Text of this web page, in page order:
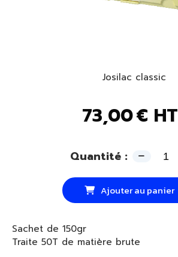
Josilac classic
73,00€ HT
Quantité :
Ajouter au panier
Sachet de 150gr
Traite 50T de matière brute